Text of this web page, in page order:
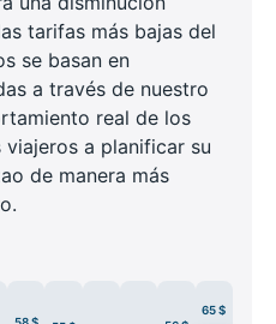
tarifas más bajas del
se basan en
a través de nuestro
real de los
a planificar su
de manera más
65 $